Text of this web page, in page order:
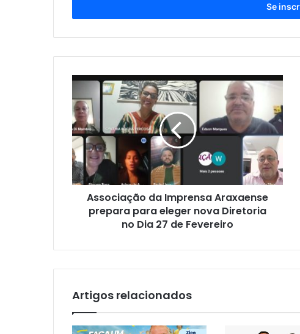
de
Associação
Imprensa
Araxaense
prepara
para
eleger
nova
Diretoria
Fevereiro
Associação da Imprensa Araxaense
prepara para eleger nova Diretoria
no Dia 27 de Fevereiro
Artigos relacionados